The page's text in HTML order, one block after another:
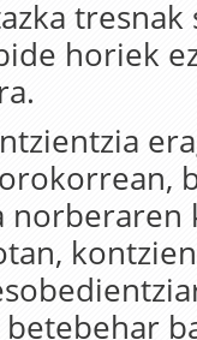
horiek
norberaren